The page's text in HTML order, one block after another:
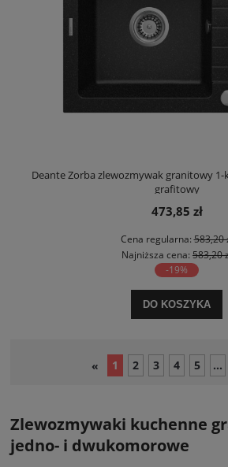
Deante Zorba zlewozmywak granitowy
grafitowy
473,85 zł
Cena regularna:583,20
Najniższa cena: 583,20
-19%
DO KOSZYKA
« 1 2 3 4 5 ...
Zlewozmywaki kuchenne
jedno- i dwukomorowe